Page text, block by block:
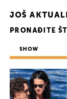
JOŠ
PRONAĐITE
SHOW